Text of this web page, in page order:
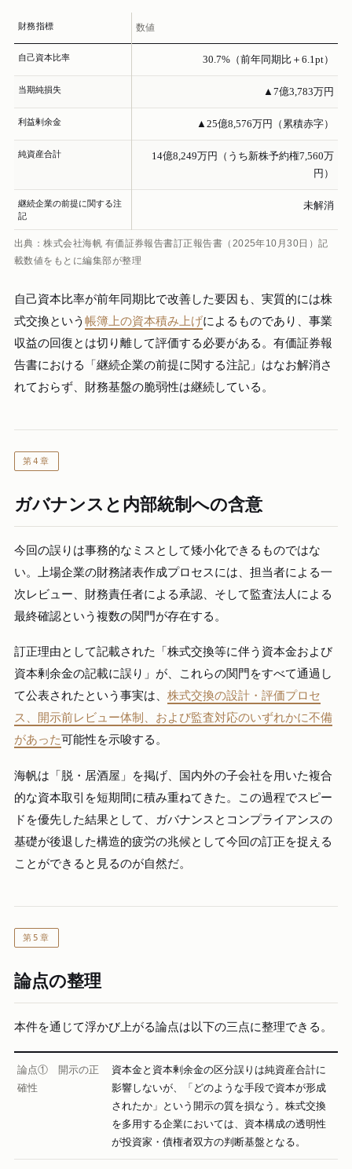
財務指標 数値
自己資本比率 30.7%（前年同期比＋6.1pt）
当期純損失 ▲7億3,783万円
利益剰余金 ▲25億8,576万円（累積赤字）
純資産合計
14億8,249万円（うち新株予約権7,560万
円）
継続企業の前提に関する注
記
未解消
出典：株式会社海帆 有価証券報告書訂正報告書（2025年10月30日）記
載数値をもとに編集部が整理
自己資本比率が前年同期比で改善した要因も、実質的には株
式交換という 帳簿上の資本積み上げによるものであり、事業
収益の回復とは切り離して評価する必要がある。有価証券報
告書における「継続企業の前提に関する注記」はなお解消さ
れておらず、財務基盤の脆弱性は継続している。
第4章
ガバナンスと内部統制への含意
今回の誤りは事務的なミスとして矮小化できるものではな
い。上場企業の財務諸表作成プロセスには、担当者による一
次レビュー、財務責任者による承認、そして監査法人による
最終確認という複数の関門が存在する。
訂正理由として記載された「株式交換等に伴う資本金および
資本剰余金の記載に誤り」が、これらの関門をすべて通過し
て公表されたという事実は、 株式交換の設計・評価プロセ
ス、開示前レビュー体制、および監査対応のいずれかに不備
があった可能性を示唆する。
海帆は「脱・居酒屋」を掲げ、国内外の子会社を用いた複合
的な資本取引を短期間に積み重ねてきた。この過程でスピー
ドを優先した結果として、ガバナンスとコンプライアンスの
基礎が後退した構造的疲労の兆候として今回の訂正を捉える
ことができると見るのが自然だ。
第5章
論点の整理
本件を通じて浮かび上がる論点は以下の三点に整理できる。
論点① 開示の正
確性
資本金と資本剰余金の区分誤りは純資産合計に
影響しないが、「どのような手段で資本が形成
されたか」という開示の質を損なう。株式交換
を多用する企業においては、資本構成の透明性
が投資家・債権者双方の判断基盤となる。